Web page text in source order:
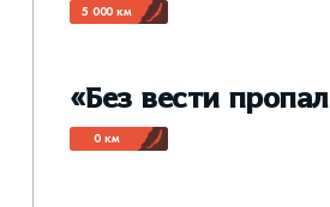
5 000 км
«Без вести
0 км